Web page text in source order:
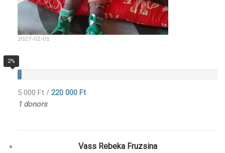
2027-02-01
2%
5 000 Ft / 220 000 Ft
1 donors
Vass Rebeka Fruzsina